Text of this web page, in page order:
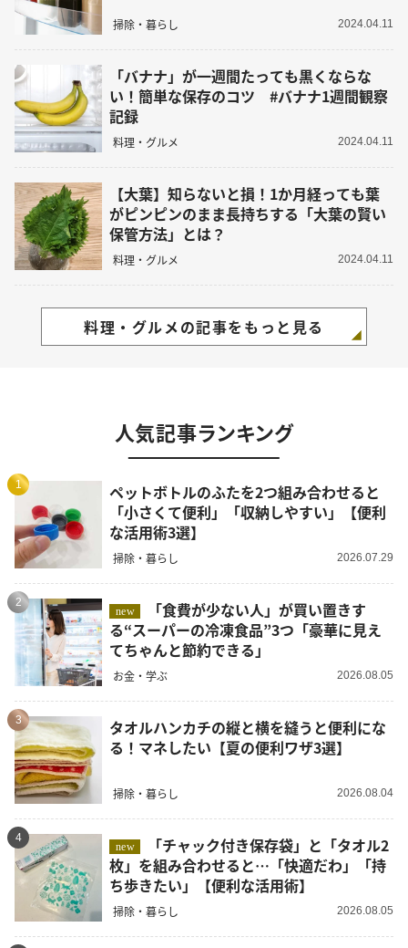
掃除・暮らし 2024.04.11
「バナナ」が一週間たっても黒くならな
い！簡単な保存のコツ #バナナ1週間観察
記録
料理・グルメ 2024.04.11
【大葉】知らないと損！1か月経っても葉
がピンピンのまま長持ちする「大葉の賢い
保管方法」とは？
料理・グルメ 2024.04.11
料理・グルメの記事をもっと見る
人気記事ランキング
1
ペットボトルのふたを2つ組み合わせると
「小さくて便利」「収納しやすい」【便利
な活用術3選】
掃除・暮らし 2026.07.29
2
new
る“スーパーの冷凍食品”3つ「豪華に見え
てちゃんと節約できる」
お金・学ぶ 2026.08.05
3
タオルハンカチの縦と横を縫うと便利にな
る！マネしたい【夏の便利ワザ3選】
掃除・暮らし 2026.08.04
4
new
枚」を組み合わせると…「快適だわ」「持
ち歩きたい」【便利な活用術】
掃除・暮らし 2026.08.05